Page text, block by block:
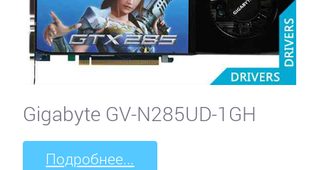
Gigabyte GV-N285UD-1GH
Подробнее...
ASUS
Audiotrak
Black
Warrior